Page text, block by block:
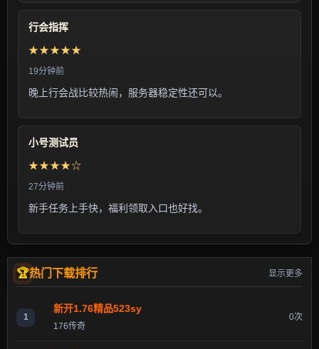
行会指挥
★★★★★
19分钟前
晚上行会战比较热闹，服务器稳定性还可以。
小号测试员
★★★★☆
27分钟前
新手任务上手快，福利领取入口也好找。
热门下载排行 显示更多
1
新开1.76精品523sy
176传奇
0次